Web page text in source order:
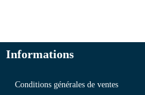
Informations
Conditions générales de ventes